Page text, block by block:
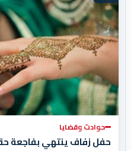
حوادث وقضايا
حفل زفاف ينتهي بفاجعة